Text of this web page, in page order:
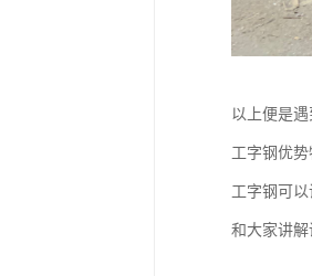
以上便是
工字钢优势
工字钢可
和大家讲解